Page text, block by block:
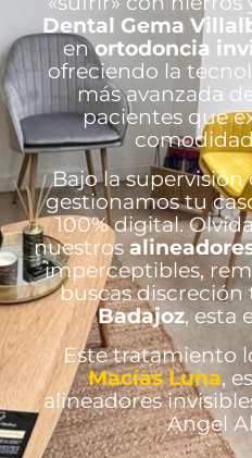
Dental Gema
enortodoncia
ofreciendo la
más avanzada
pacientes que
Bajo la supervisión
gestionamos tu
100% digital.
nuestros
imperceptibles,
buscas
Badajoz, esta
Este tratamiento
Macías Luna,
alineadores
Angel